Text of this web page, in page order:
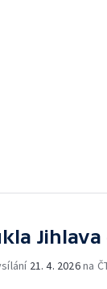
21. 4. 2026na